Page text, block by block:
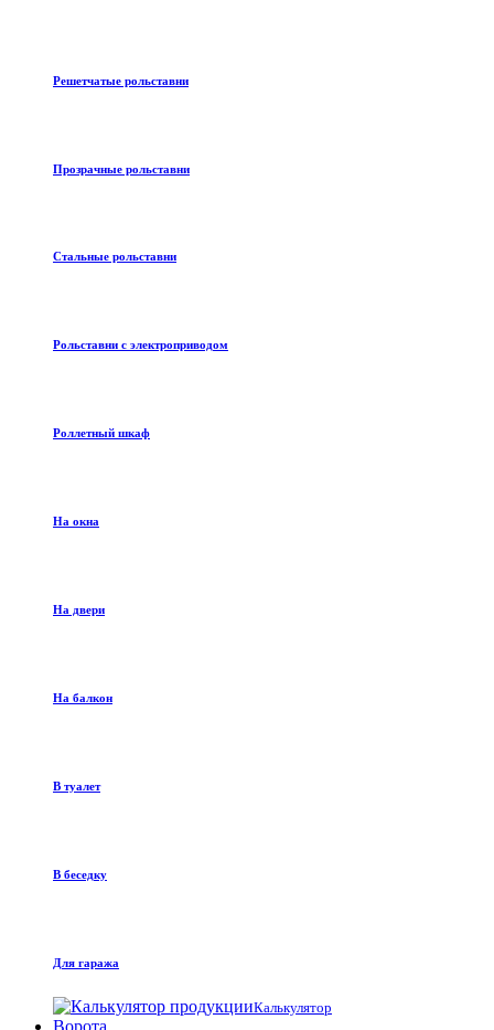
Решетчатые рольставни
Прозрачные рольставни
Стальные рольставни
Рольставни с электроприводом
Роллетный шкаф
На окна
На двери
На балкон
В туалет
В беседку
Для гаража
Калькулятор
Ворота